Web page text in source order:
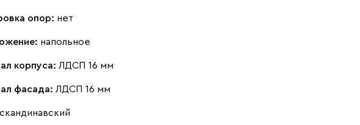
опор: нет
напольное
корпуса: ЛДСП 16 мм
фасада: ЛДСП 16 мм
скандинавский